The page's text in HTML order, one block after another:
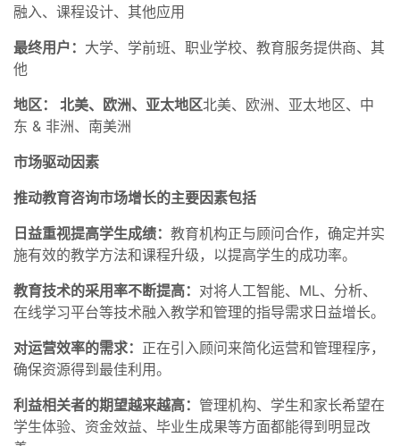
融入、课程设计、其他应用
最终用户： 大学、学前班、职业学校、教育服务提供商、其
他
地区： 北美、欧洲、亚太地区北美、欧洲、亚太地区、中
东 & 非洲、南美洲
市场驱动因素
推动教育咨询市场增长的主要因素包括
日益重视提高学生成绩： 教育机构正与顾问合作，确定并实
施有效的教学方法和课程升级，以提高学生的成功率。
教育技术的采用率不断提高： 对将人工智能、ML、分析、
在线学习平台等技术融入教学和管理的指导需求日益增长。
对运营效率的需求： 正在引入顾问来简化运营和管理程序，
确保资源得到最佳利用。
利益相关者的期望越来越高： 管理机构、学生和家长希望在
学生体验、资金效益、毕业生成果等方面都能得到明显改